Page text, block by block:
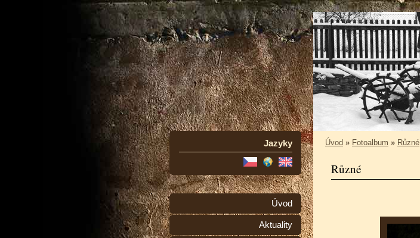
Jazyky
Úvod
Aktuality
Úvod » Fotoalbum » Různé
Různé